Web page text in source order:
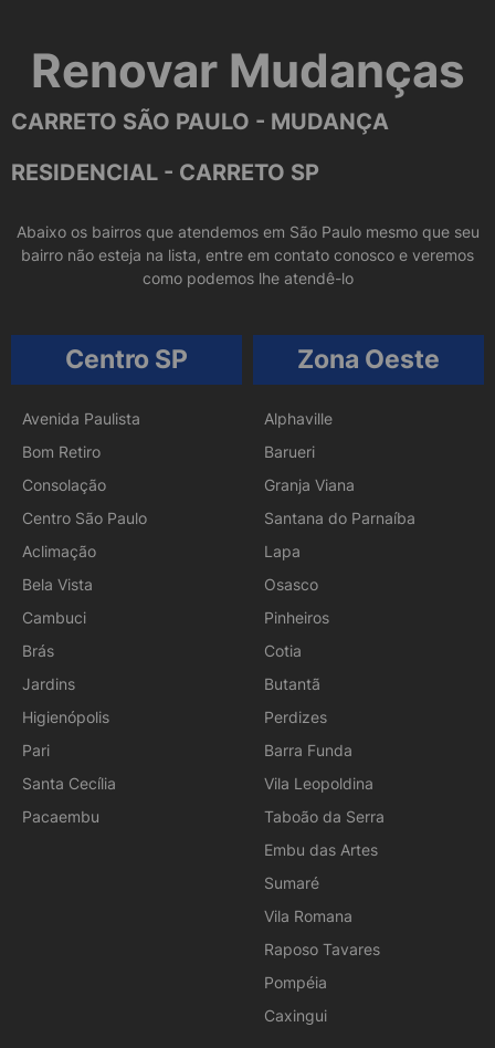
Renovar Mudanças
CARRETO SÃO PAULO - MUDANÇA
RESIDENCIAL - CARRETO SP
Abaixo os bairros que atendemos em São Paulo mesmo que seu
bairro não esteja na lista, entre em contato conosco e veremos
como podemos lhe atendê-lo
Centro SP
Avenida Paulista
Bom Retiro
Consolação
Centro São Paulo
Aclimação
Bela Vista
Cambuci
Brás
Jardins
Higienópolis
Pari
Santa Cecília
Pacaembu
Zona Oeste
Alphaville
Barueri
Granja Viana
Santana do Parnaíba
Lapa
Osasco
Pinheiros
Cotia
Butantã
Perdizes
Barra Funda
Vila Leopoldina
Taboão da Serra
Embu das Artes
Sumaré
Vila Romana
Raposo Tavares
Pompéia
Caxingui